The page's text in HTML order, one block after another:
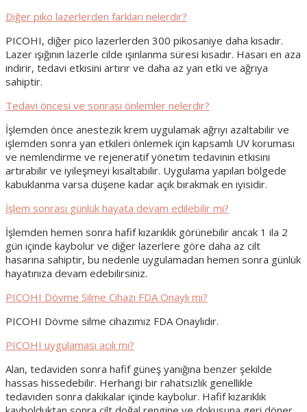
Diğer piko lazerlerden farkları nelerdir?
PICOHI, diğer pico lazerlerden 300 pikosaniye daha kısadır.
Lazer ışığının lazerle cilde ışınlanma süresi kısadır. Hasarı en aza
indirir, tedavi etkisini artırır ve daha az yan etki ve ağrıya
sahiptir.
Tedavi öncesi ve sonrası önlemler nelerdir?
İşlemden önce anestezik krem ​​uygulamak ağrıyı azaltabilir ve
işlemden sonra yan etkileri önlemek için kapsamlı UV koruması
ve nemlendirme ve rejeneratif yönetim tedavinin etkisini
artırabilir ve iyileşmeyi kısaltabilir. Uygulama yapılan bölgede
kabuklanma varsa düşene kadar açık bırakmak en iyisidir.
İşlem sonrası günlük hayata devam edilebilir mi?
İşlemden hemen sonra hafif kızarıklık görünebilir ancak 1 ila 2
gün içinde kaybolur ve diğer lazerlere göre daha az cilt
hasarına sahiptir, bu nedenle uygulamadan hemen sonra günlük
hayatınıza devam edebilirsiniz.
PICOHI Dövme Silme Cihazı FDA Onaylı mı?
PICOHI Dövme silme cihazımız FDA Onaylıdır.
PICOHI uygulaması acılı mı?
Alan, tedaviden sonra hafif güneş yanığına benzer şekilde
hassas hissedebilir. Herhangi bir rahatsızlık genellikle
tedaviden sonra dakikalar içinde kaybolur. Hafif kızarıklık